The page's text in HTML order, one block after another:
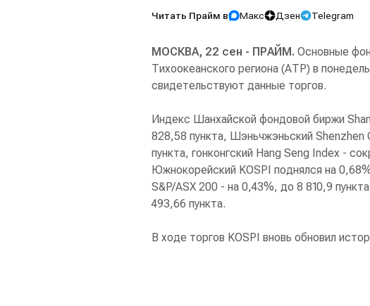
Читать Прайм в Макс Дзен Telegram
МОСКВА, 22 сен - ПРАЙМ. Основные
Тихоокеанского региона (АТР) в
свидетельствуют данные торгов.
Индекс Шанхайской фондовой биржи
828,58 пункта, Шэньчжэньский
пункта, гонконгский Hang Seng Index -
Южнокорейский KOSPI поднялся на
S&P/ASX 200 - на 0,43%, до 8 810,9
493,66 пункта.
В ходе торгов KOSPI вновь обновил